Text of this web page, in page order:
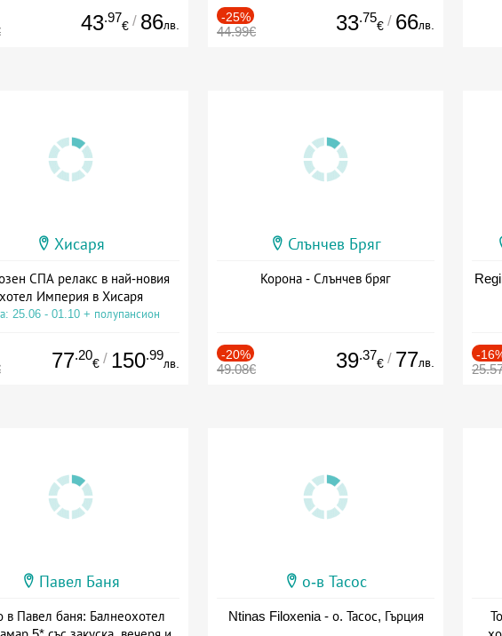
43.97
€ / 86лв.
-25%
44.99€ 33.75
€ / 66лв.
Хисаря
СПА релакс в най-новия
хотел Империя в Хисаря
25.06 - 01.10 + полупансион
77.20
€ / 150.99
лв.
Слънчев Бряг
Корона - Слънчев бряг
-20%
49.08€ 39.37
€ / 77лв.
-
Павел Баня
в Павел баня: Балнеохотел
о-в Тасос
Ntinas Filoxenia - о. Тасос, Гърция